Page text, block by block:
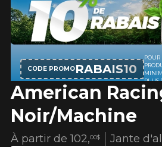
PNEUS
RECHERCHE DE
Rechercher par
Par dimensions
Recherche par dimensions
ROUES
RECHERCHE DE
ENSEMBLES
RECHERCHE
PROMOTIONS
American
Noir/Machine
Jante
À partir de102,00$
CODE PROMORABAIS10
POUR
PLUS